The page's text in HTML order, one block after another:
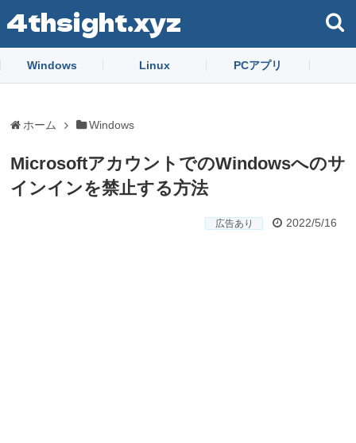
4thsight.xyz
Windows Linux PCアプリ
ホーム Windows
MicrosoftアカウントでのWindowsへのサ
インインを禁止する方法
広告あり 2022/5/16